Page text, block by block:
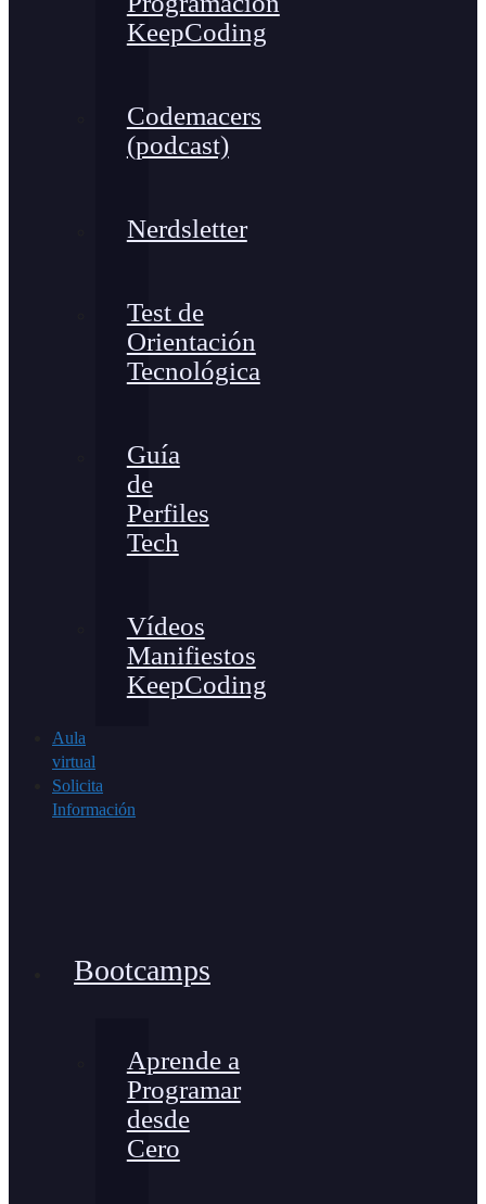
KeepCoding
Codemacers
(podcast)
Nerdsletter
Test de
Orientación
Tecnológica
Guía
de
Perfiles
Tech
Vídeos
Manifiestos
KeepCoding
Aula
virtual
Solicita
Información
Bootcamps
Aprende a
Programar
desde
Cero